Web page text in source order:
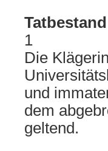
Tatbestand
1
Die
und
dem
geltend.